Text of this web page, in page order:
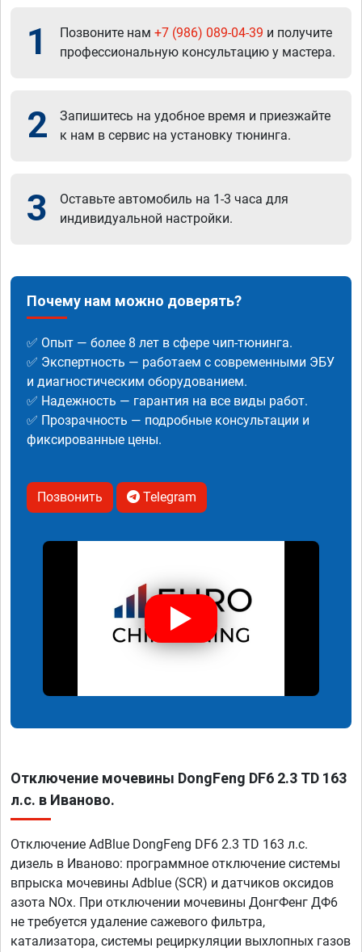
1 Позвоните нам +7 (986) 089-04-39 и получите
профессиональную консультацию у мастера.
2
Запишитесь на удобное время и приезжайте
к нам в сервис на установку тюнинга.
3
Оставьте автомобиль на 1-3 часа для
индивидуальной настройки.
Почему нам можно доверять?
✅ Опыт — более 8 лет в сфере чип-тюнинга.
✅ Экспертность — работаем с современными ЭБУ
и диагностическим оборудованием.
✅ Надежность — гарантия на все виды работ.
✅ Прозрачность — подробные консультации и
фиксированные цены.
Позвонить Telegram
Отключение мочевины DongFeng DF6 2.3 TD 163
л.с. в Иваново.
Отключение AdBlue DongFeng DF6 2.3 TD 163 л.с.
дизель в Иваново: программное отключение системы
впрыска мочевины Adblue (SCR) и датчиков оксидов
азота NOx. При отключении мочевины ДонгФенг ДФ6
не требуется удаление сажевого фильтра,
катализатора, системы рециркуляции выхлопных газов